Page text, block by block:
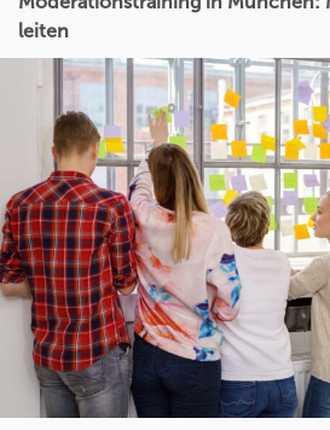
leiten